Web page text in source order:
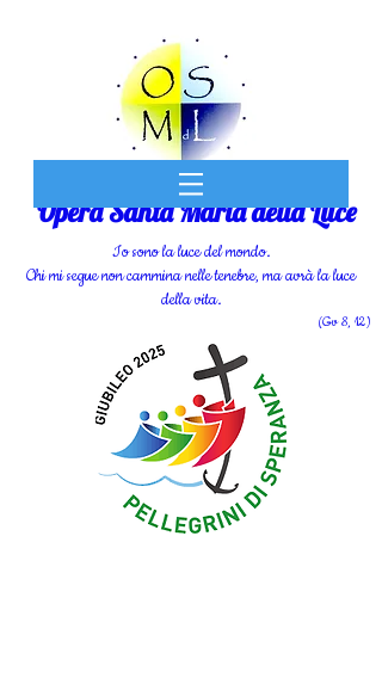
Opera Santa Maria della Luce
Io sono la luce del mondo.
Chi mi segue non cammina nelle tenebre, ma avrà la luce
della vita.
(Gv 8, 12)